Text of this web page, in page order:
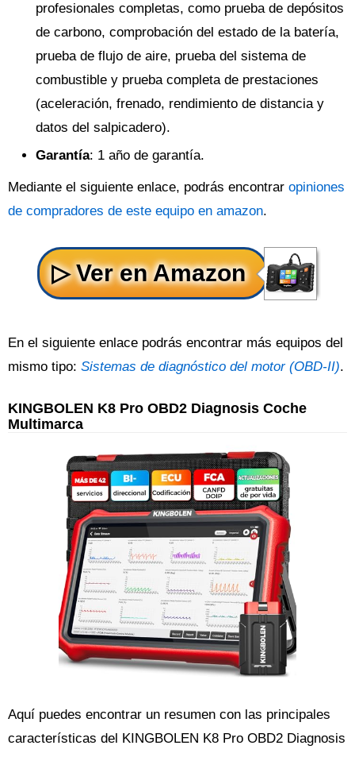
profesionales completas, como prueba de depósitos
de carbono, comprobación del estado de la batería,
prueba de flujo de aire, prueba del sistema de
combustible y prueba completa de prestaciones
(aceleración, frenado, rendimiento de distancia y
datos del salpicadero).
Garantía: 1 año de garantía.
Mediante el siguiente enlace, podrás encontrar opiniones
de compradores de este equipo en amazon.
En el siguiente enlace podrás encontrar más equipos del
mismo tipo: Sistemas de diagnóstico del motor (OBD-II).
KINGBOLEN K8 Pro OBD2 Diagnosis Coche
Multimarca
Aquí puedes encontrar un resumen con las principales
características del KINGBOLEN K8 Pro OBD2 Diagnosis